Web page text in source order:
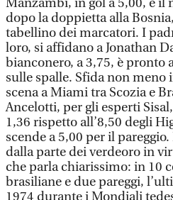
Manzambi, in gol a 5,00, è il
dopo la doppietta alla
tabellino dei marcatori. I
loro, si affidano a Jonathan
bianconero, a 3,75, è pronto
sulle spalle. Sfida non meno
scena a Miami tra Scozia e
Ancelotti, per gli esperti
1,36 rispetto all’8,50 degli
scende a 5,00 per il
dalla parte dei verdeoro in
che parla chiarissimo: in 10
brasiliane e due pareggi,
1974 durante i Mondiali